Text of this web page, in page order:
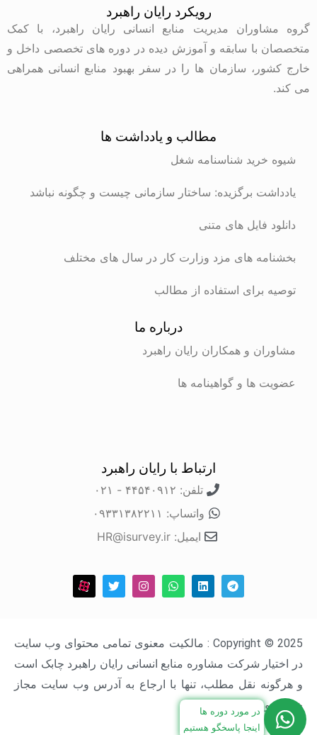
رویکرد رایان راهبرد
گروه مشاوران مدیریت منابع انسانی رایان راهبرد، با کمک
متخصصان با سابقه و آموزش دیده در دوره های تخصصی داخل و
خارج کشور، سازمان ها را در سفر بهبود منابع انسانی همراهی
می کند.
مطالب و یادداشت ها
شیوه خرید شناسنامه شغل
یادداشت برگزیده: ساختار سازمانی چیست و چگونه نباشد
دانلود فایل های متنی
بخشنامه های مزد وزارت کار در سال های مختلف
توصیه برای استفاده از مطالب
درباره ما
مشاوران و همکاران رایان راهبرد
عضویت ها و گواهینامه ها
ارتباط با رایان راهبرد
تلفن: ۴۴۵۴۰۹۱۲ - ۰۲۱
واتساپ: ۰۹۳۳۱۳۸۲۲۱۱
ایمیل: HR@isurvey.ir
Copyright © 2025 : مالکیت معنوی تمامی محتوای وب سایت
در اختیار شرکت مشاوره منابع انسانی رایان راهبرد چابک است
و هرگونه نقل مطلب، تنها با ارجاع به آدرس وب سایت مجاز
خواهد بود.در مورد دوره ها
اینجا پاسخگو هستیم